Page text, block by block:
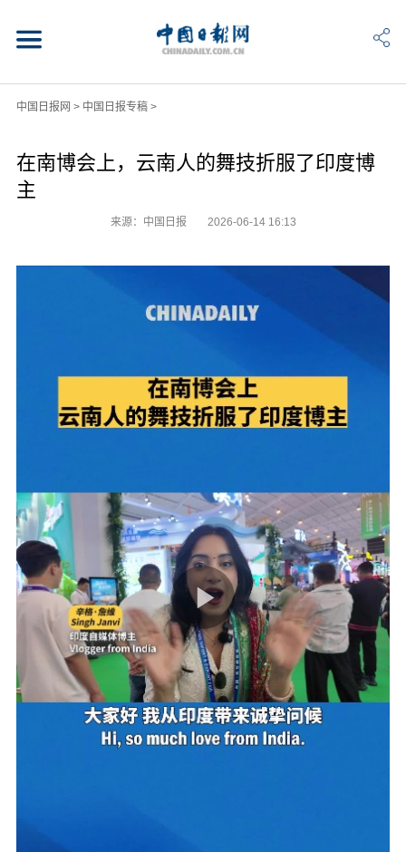
中国日报网 > 中国日报专稿>
在南博会上，云南人的舞技折服了印度博
主
来源：中国日报 2026-06-14 16:13